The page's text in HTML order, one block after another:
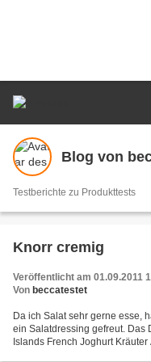
Blog von
Testberichte zu Produkttests
Knorr cremig
Veröffentlicht am 01.09.2011
Von beccatestet
Da ich Salat sehr gerne esse,
ein Salatdressing gefreut. Das
Islands French Joghurt